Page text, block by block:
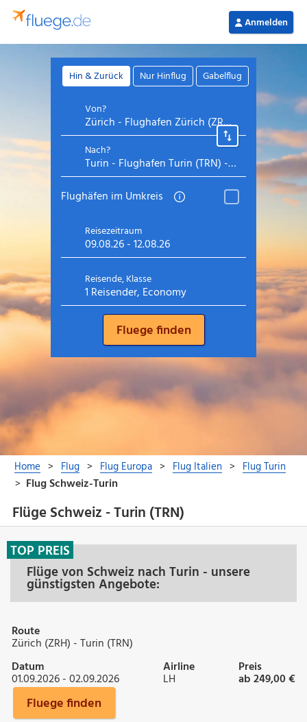
Flüge Schweiz - Turin (TRN)
Flüge von Schweiz nach Turin - unsere
günstigsten Angebote:
TOP PREIS
Route
Zürich (ZRH) - Turin (TRN)
Datum
01.09.2026 - 02.09.2026
Airline
LH
Preis
ab 249,00 €
Fluege finden